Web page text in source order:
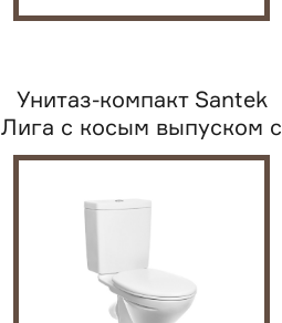
Унитаз-компакт Santek
Лига с косым выпуском с
сиденьем...